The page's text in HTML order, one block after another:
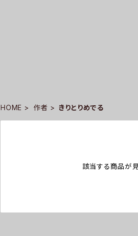
HOME 作者 きりとりめでる
該当する商品が見